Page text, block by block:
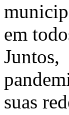
em
suas